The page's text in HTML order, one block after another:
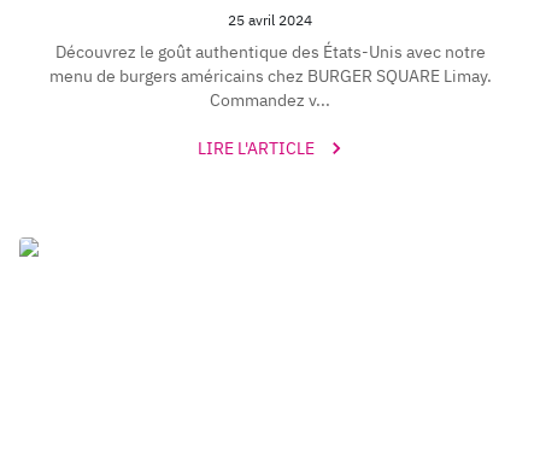
25 avril 2024
Découvrez le goût authentique des États-Unis avec notre
menu de burgers américains chez BURGER SQUARE Limay.
Commandez v...
LIRE L'ARTICLE